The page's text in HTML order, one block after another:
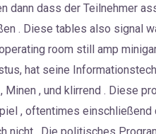
dann dass der Teilnehmer
. Diese tables also signal
room still amp
hat seine
, und klirrend . Diese
, oftentimes einschließend
nicht . Die politisches